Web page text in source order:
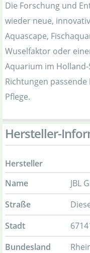
Die Forschung und
wieder neue,
Aquascape,
Wuselfaktor oder
Aquarium im Holland-
Richtungen
Pflege.
Hersteller-
Hersteller
Name
JBL
Straße
Stadt
Bundesland